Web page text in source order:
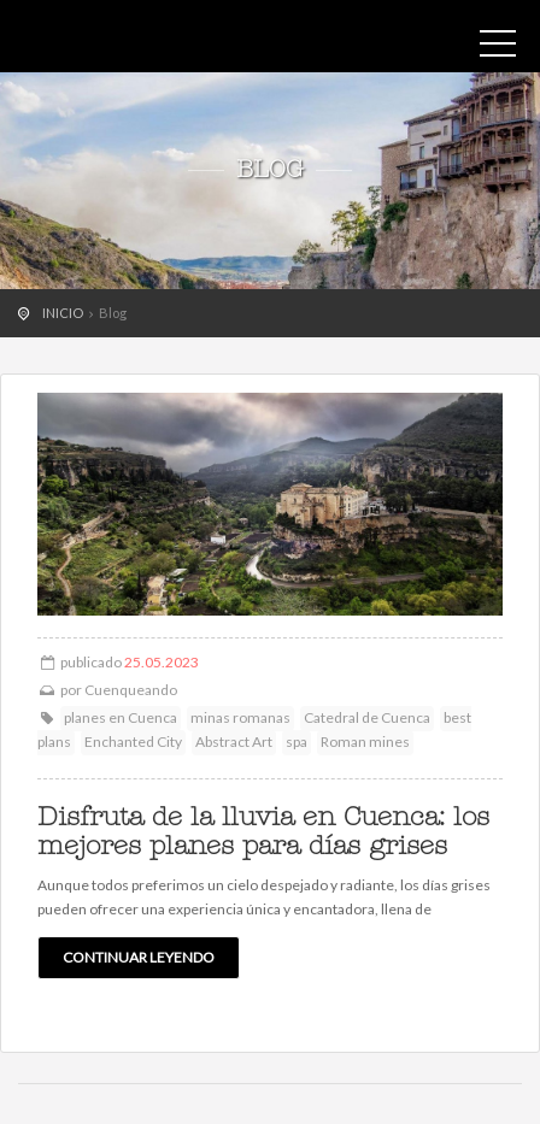
BLOG
INICIO Blog
publicado25.05.2023
por Cuenqueando
planes en Cuenca
minas romanas Catedral de Cuenca
best
plans
Enchanted City Abstract Art spa Roman mines
Disfruta de la lluvia en Cuenca: los
mejores planes para días grises
Aunque todos preferimos un cielo despejado y radiante, los días grises
pueden ofrecer una experiencia única y encantadora, llena de
CONTINUAR LEYENDO